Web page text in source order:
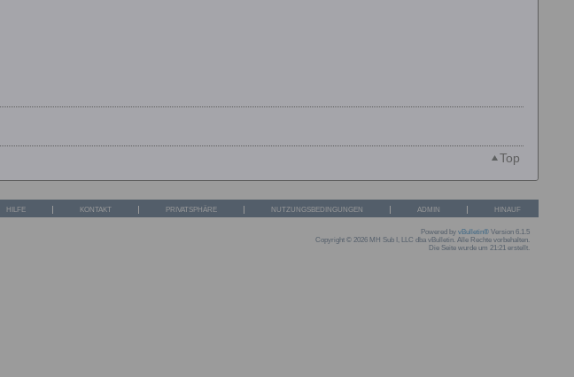
Top
HILFE KONTAKT PRIVATSPHÄRE NUTZUNGSBEDINGUNGEN ADMIN HINAUF
Powered by vBulletin® Version 6.1.5
Copyright © 2026 MH Sub I, LLC dba vBulletin. Alle Rechte vorbehalten.
Die Seite wurde um 21:21 erstellt.